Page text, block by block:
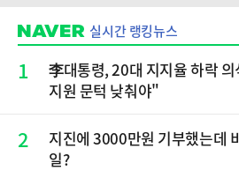
실시간 랭킹뉴스
1
李대통령, 20대 지지율 하락
지원 문턱 낮춰야"
2
지진에 3000만원 기부했는데
일?